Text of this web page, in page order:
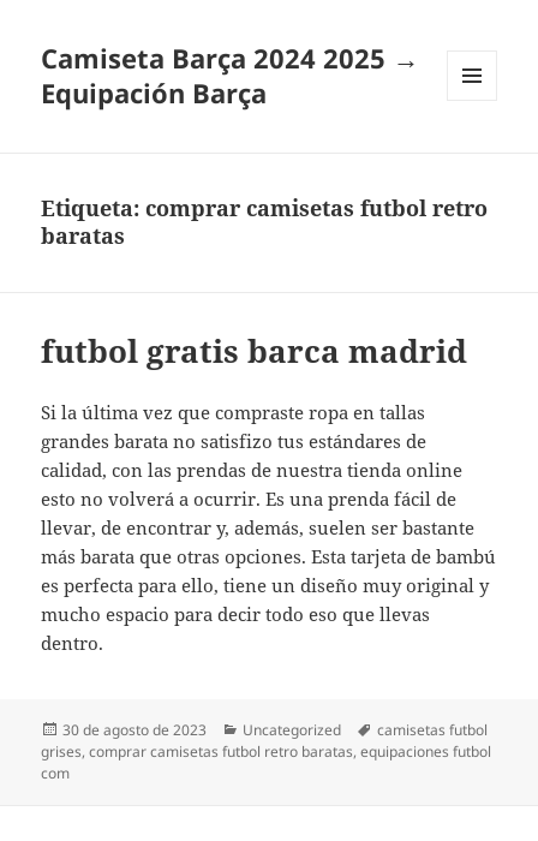
Camiseta Barça 2024 2025 →
Equipación Barça
Etiqueta:comprar camisetas futbol retro
baratas
futbol gratis barca madrid
Si la última vez que compraste ropa en tallas
grandes barata no satisfizo tus estándares de
calidad, con las prendas de nuestra tienda online
esto no volverá a ocurrir. Es una prenda fácil de
llevar, de encontrar y, además, suelen ser bastante
más barata que otras opciones. Esta tarjeta de bambú
es perfecta para ello, tiene un diseño muy original y
mucho espacio para decir todo eso que llevas
dentro.
Publicado
el
30 de agosto de 2023 Categorías
Uncategorized Etiquetas
camisetas futbol
grises,comprar camisetas futbol retro baratas,equipaciones futbol
com